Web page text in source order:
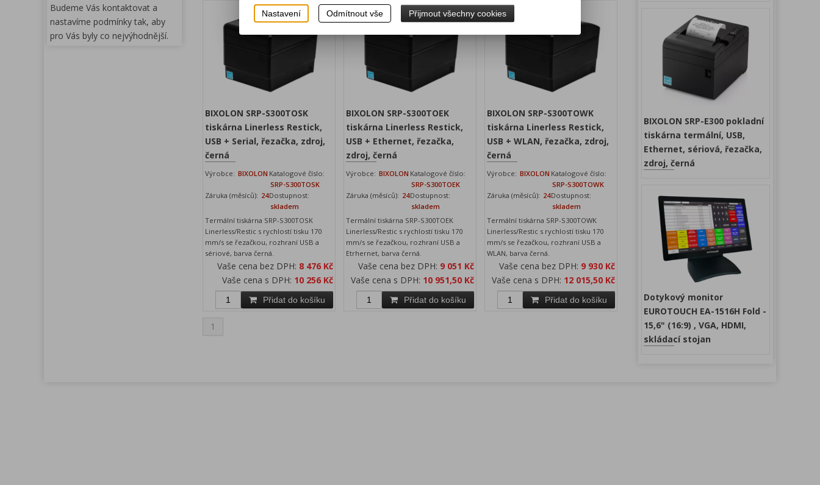
Budeme Vás kontaktovat a
nastavíme podmínky tak, aby
pro Vás byly co nejvýhodnější.
BIXOLON SRP-S300TOSK
tiskárna Linerless Restick,
USB + Serial, řezačka, zdroj,
černá
Výrobce: BIXOLON Katalogové číslo:
SRP-S300TOSK
Záruka (měsíců): 24Dostupnost:
skladem
Termální tiskárna SRP-S300TOSK
Linerless/Restic s rychlostí tisku 170
mm/s se řezačkou, rozhraní USB a
sériové, barva černá.
Vaše cena bez DPH: 8 476 Kč
Vaše cena s DPH: 10 256 Kč
Přidat do košíku
BIXOLON SRP-S300TOEK
tiskárna Linerless Restick,
USB + Ethernet, řezačka,
zdroj, černá
Výrobce: BIXOLON Katalogové číslo:
SRP-S300TOEK
Záruka (měsíců): 24Dostupnost:
skladem
Termální tiskárna SRP-S300TOEK
Linerless/Restic s rychlostí tisku 170
mm/s se řezačkou, rozhraní USB a
Etrhernet, barva černá.
Vaše cena bez DPH: 9 051 Kč
Vaše cena s DPH: 10 951,50 Kč
Přidat do košíku
BIXOLON SRP-S300TOWK
tiskárna Linerless Restick,
USB + WLAN, řezačka, zdroj,
černá
Výrobce: BIXOLON Katalogové číslo:
SRP-S300TOWK
Záruka (měsíců): 24Dostupnost:
skladem
Termální tiskárna SRP-S300TOWK
Linerless/Restic s rychlostí tisku 170
mm/s se řezačkou, rozhraní USB a
WLAN, barva černá.
Vaše cena bez DPH: 9 930 Kč
Vaše cena s DPH: 12 015,50 Kč
Přidat do košíku
1
BIXOLON SRP-E300 pokladní
tiskárna termální, USB,
Ethernet, sériová, řezačka,
zdroj, černá
Dotykový monitor
EUROTOUCH EA-1516H Fold -
15,6" (16:9) , VGA, HDMI,
skládací stojan
Nastavení Odmítnout vše Přijmout všechny cookies